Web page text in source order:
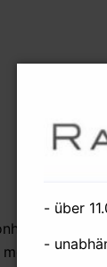
hiess es
- über
-